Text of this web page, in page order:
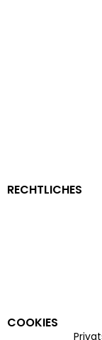
RECHTLICHES
COOKIES